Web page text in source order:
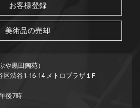
お客様登録
美術品の売却
や黒田陶苑）
渋谷1-16-14 メトロプラザ１F
後7時